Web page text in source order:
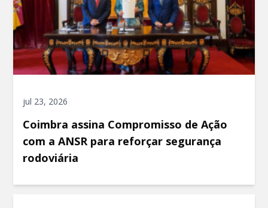
jul 23, 2026
Coimbra assina Compromisso de Ação
com a ANSR para reforçar segurança
rodoviária